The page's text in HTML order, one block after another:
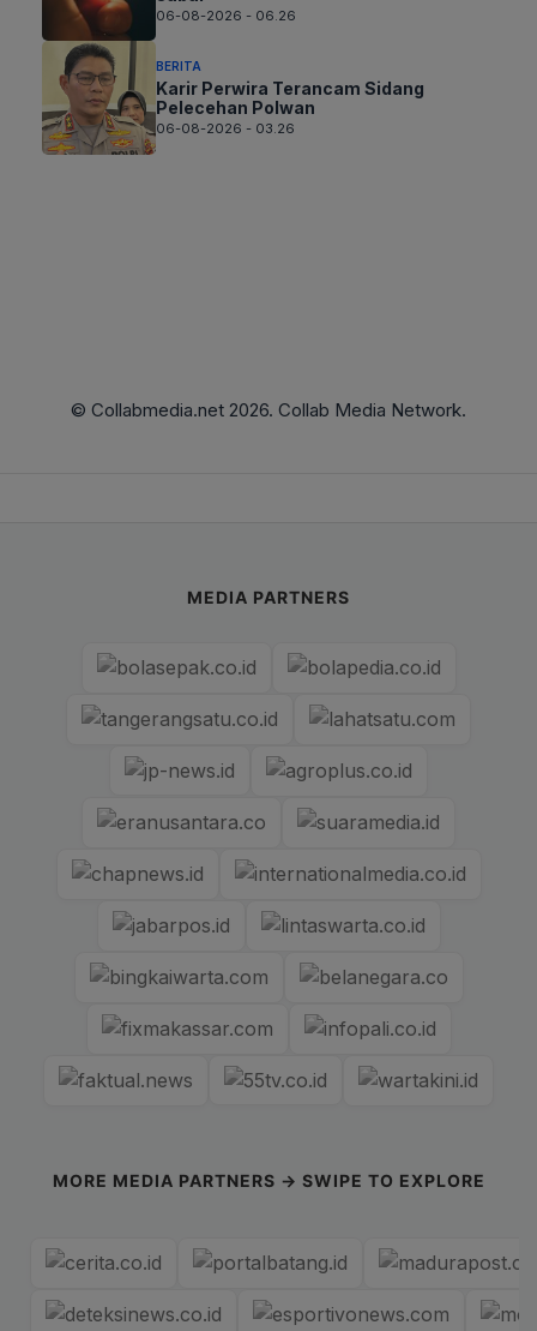
06-08-2026 - 06.26
BERITA
Karir Perwira Terancam Sidang
Pelecehan Polwan
06-08-2026 - 03.26
© Collabmedia.net 2026. Collab Media Network.
MEDIA PARTNERS
MORE MEDIA PARTNERS → SWIPE TO EXPLORE